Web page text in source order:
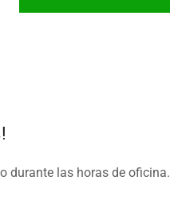
durante las horas de oficina.